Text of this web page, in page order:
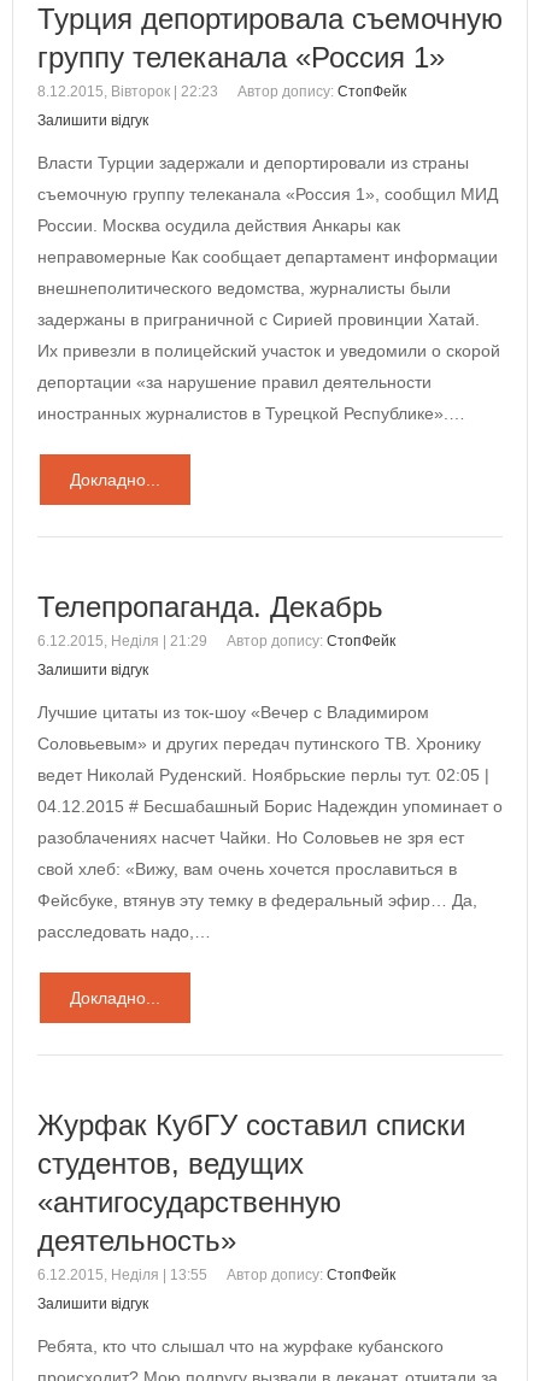
Турция депортировала съемочную
группу телеканала «Россия 1»
8.12.2015, Вівторок | 22:23 Автор допису: СтопФейк
Залишити відгук
Власти Турции задержали и депортировали из страны
съемочную группу телеканала «Россия 1», сообщил МИД
России. Москва осудила действия Анкары как
неправомерные Как сообщает департамент информации
внешнеполитического ведомства, журналисты были
задержаны в приграничной с Сирией провинции Хатай.
Их привезли в полицейский участок и уведомили о скорой
депортации «за нарушение правил деятельности
иностранных журналистов в Турецкой Республике».…
Докладно...
Телепропаганда. Декабрь
6.12.2015, Неділя | 21:29 Автор допису: СтопФейк
Залишити відгук
Лучшие цитаты из ток-шоу «Вечер с Владимиром
Соловьевым» и других передач путинского ТВ. Хронику
ведет Николай Руденский. Ноябрьские перлы тут. 02:05 |
04.12.2015 # Бесшабашный Борис Надеждин упоминает о
разоблачениях насчет Чайки. Но Соловьев не зря ест
свой хлеб: «Вижу, вам очень хочется прославиться в
Фейсбуке, втянув эту темку в федеральный эфир… Да,
расследовать надо,…
Докладно...
Журфак КубГУ составил списки
студентов, ведущих
«антигосударственную
деятельность»
6.12.2015, Неділя | 13:55 Автор допису: СтопФейк
Залишити відгук
Ребята, кто что слышал что на журфаке кубанского